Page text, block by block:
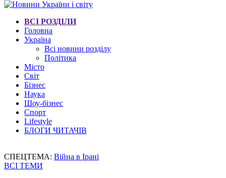
ВСІ РОЗДІЛИ
Головна
Україна
Всі новини розділу
Політика
Місто
Світ
Бізнес
Наука
Шоу-бізнес
Спорт
Lifestyle
БЛОГИ ЧИТАЧІВ
СПЕЦТЕМА: Війна в Ірані
ВСІ ТЕМИ